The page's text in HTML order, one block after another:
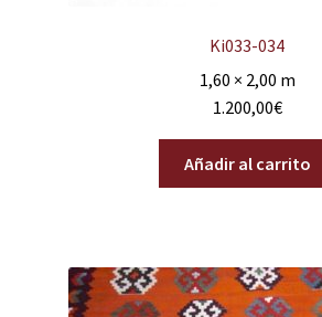
Ki033-034
1,60 × 2,00 m
1.200,00€
Añadir al carrito